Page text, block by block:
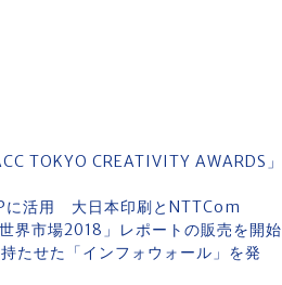
TOKYO CREATIVITY AWARDS」
に活用 大日本印刷とNTTCom
界市場2018」レポートの販売を開始
たせた「インフォウォール」を発